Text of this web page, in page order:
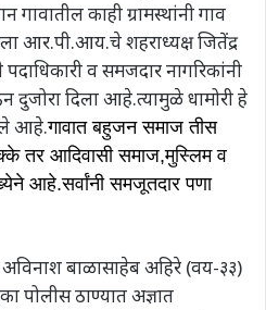
काही ग्रामस्थांनी गाव
आर.पी.आय.चे शहराध्यक्ष जितेंद्र
व समजदार नागरिकांनी
दिला आहे.त्यामुळे धामोरी हे
आहे.गावात बहुजन समाज तीस
तर आदिवासी समाज,मुस्लिम व
आहे.सर्वांनी समजूतदार पणा
अविनाश बाळासाहेब अहिरे (वय-३३)
पोलीस ठाण्यात अज्ञात